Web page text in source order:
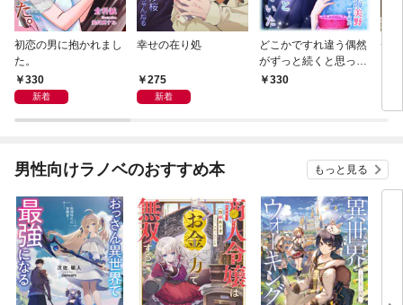
初恋の男に抱かれまし
た。
330
新着
幸せの在り処
275
新着
どこかですれ違う偶然
がずっと続くと思って
いた330
チ
男性向けラノベのおすすめ本 もっと見る